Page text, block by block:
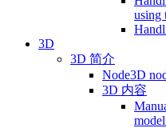
using
3D
3D 简介
Node3D
3D 内容